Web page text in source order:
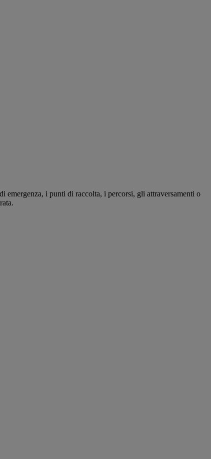
emergenza, i punti di raccolta, i percorsi, gli attraversamenti o